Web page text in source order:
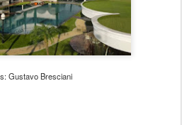
Gustavo Bresciani